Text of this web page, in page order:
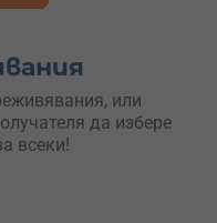
или
да избере
всеки!